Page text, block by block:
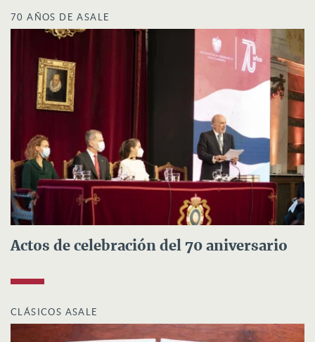
70 AÑOS DE ASALE
Actos de celebración del 70 aniversario
CLÁSICOS ASALE